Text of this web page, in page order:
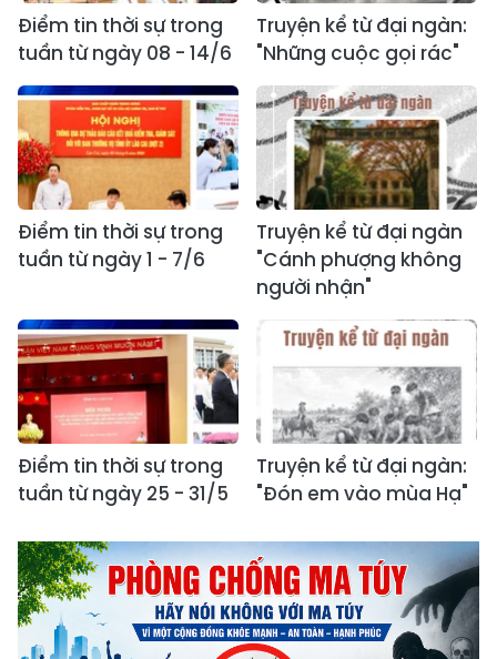
Điểm tin thời sự trong
tuần từ ngày 08 - 14/6
Truyện kể từ đại ngàn:
"Những cuộc gọi rác"
Điểm tin thời sự trong
tuần từ ngày 1 - 7/6
Truyện kể từ đại ngàn
"Cánh phượng không
người nhận"
Điểm tin thời sự trong
tuần từ ngày 25 - 31/5
Truyện kể từ đại ngàn:
"Đón em vào mùa Hạ"